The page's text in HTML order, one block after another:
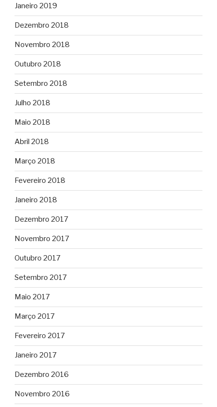
Janeiro 2019
Dezembro 2018
Novembro 2018
Outubro 2018
Setembro 2018
Julho 2018
Maio 2018
Abril 2018
Março 2018
Fevereiro 2018
Janeiro 2018
Dezembro 2017
Novembro 2017
Outubro 2017
Setembro 2017
Maio 2017
Março 2017
Fevereiro 2017
Janeiro 2017
Dezembro 2016
Novembro 2016